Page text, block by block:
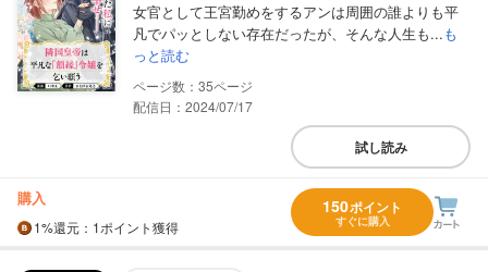
女官として王宮勤めをするアンは周囲の誰よりも平
凡でパッとしない存在だったが、そんな人生も...も
っと読む
35
配信日：2024/07/17
試し読み
購入
1%還元 ：1ポイント獲得
150ポイント
すぐに購入